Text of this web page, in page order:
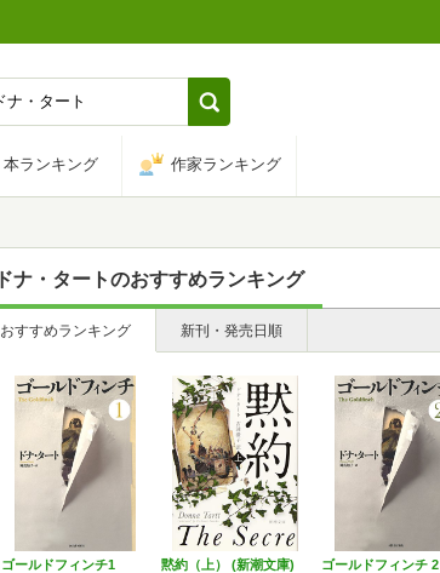
本ランキング 作家ランキング
ドナ・タートのおすすめランキング
おすすめランキング 新刊・発売日順
ゴールドフィンチ1 黙約（上） (新潮文庫) ゴールドフィンチ 2